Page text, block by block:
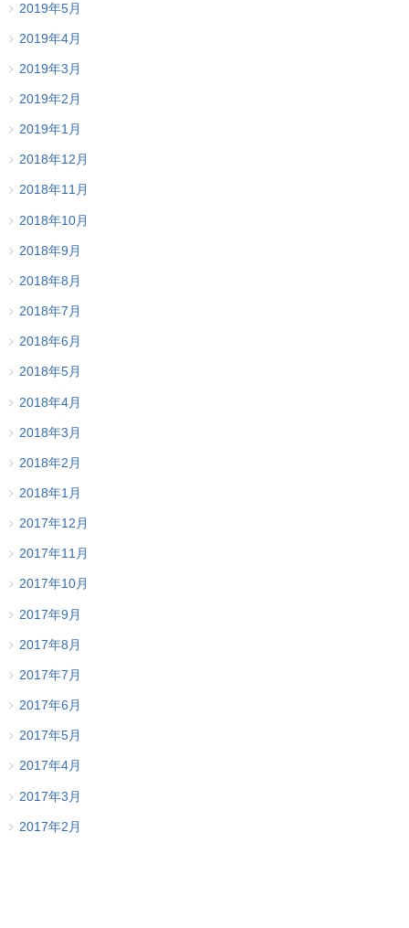
2019年5月
2019年4月
2019年3月
2019年2月
2019年1月
2018年12月
2018年11月
2018年10月
2018年9月
2018年8月
2018年7月
2018年6月
2018年5月
2018年4月
2018年3月
2018年2月
2018年1月
2017年12月
2017年11月
2017年10月
2017年9月
2017年8月
2017年7月
2017年6月
2017年5月
2017年4月
2017年3月
2017年2月